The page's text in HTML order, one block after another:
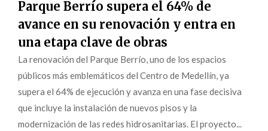
Parque Berrío supera el 64% de
avance en su renovación y entra en
una etapa clave de obras
La renovación del Parque Berrío, uno de los espacios
públicos más emblemáticos del Centro de Medellín, ya
supera el 64% de ejecución y avanza en una fase decisiva
que incluye la instalación de nuevos pisos y la
modernización de las redes hidrosanitarias. El proyecto...